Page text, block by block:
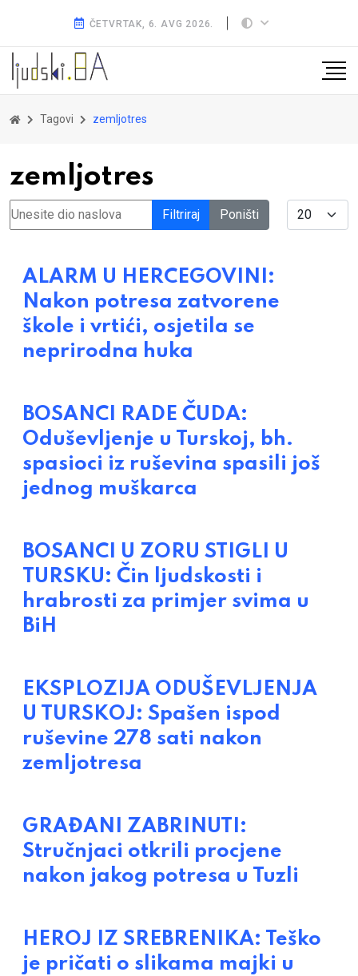
ČETVRTAK, 6. AVG 2026.
Tagovi zemljotres
zemljotres
Unesite dio naslova Filtriraj Poništi Display #
ALARM U HERCEGOVINI:
Nakon potresa zatvorene
škole i vrtići, osjetila se
neprirodna huka
BOSANCI RADE ČUDA:
Oduševljenje u Turskoj, bh.
spasioci iz ruševina spasili još
jednog muškarca
BOSANCI U ZORU STIGLI U
TURSKU: Čin ljudskosti i
hrabrosti za primjer svima u
BiH
EKSPLOZIJA ODUŠEVLJENJA
U TURSKOJ: Spašen ispod
ruševine 278 sati nakon
zemljotresa
GRAĐANI ZABRINUTI:
Stručnjaci otkrili procjene
nakon jakog potresa u Tuzli
HEROJ IZ SREBRENIKA: Teško
je pričati o slikama majki u